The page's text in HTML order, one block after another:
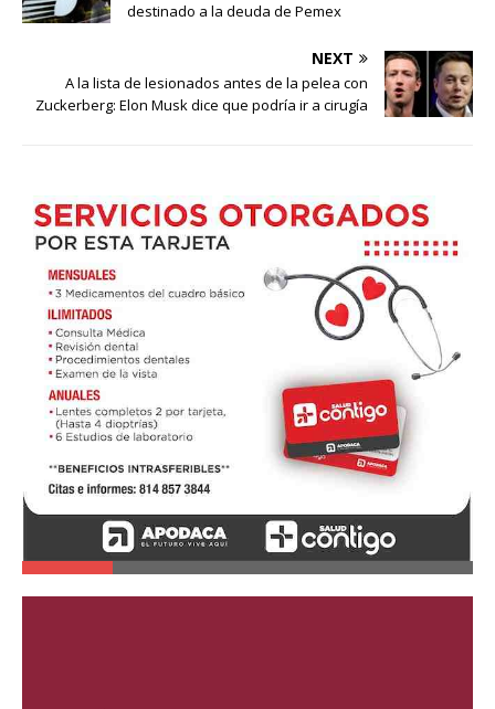
destinado a la deuda de Pemex
NEXT
A la lista de lesionados antes de la pelea con
Zuckerberg: Elon Musk dice que podría ir a cirugía